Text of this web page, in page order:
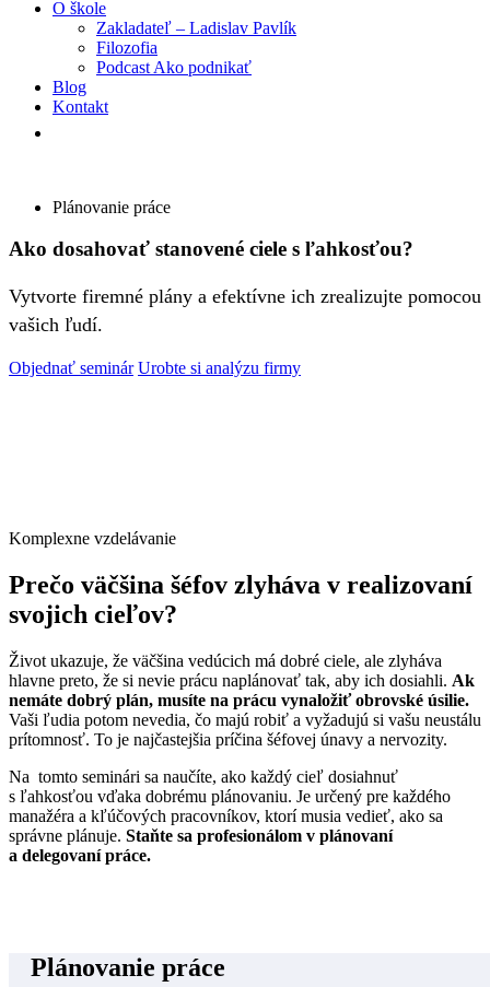
O škole
Zakladateľ – Ladislav Pavlík
Filozofia
Podcast Ako podnikať
Blog
Kontakt
Plánovanie práce
Ako dosahovať stanovené ciele s ľahkosťou?
Vytvorte firemné plány a efektívne ich zrealizujte pomocou
vašich ľudí.
Objednať seminár Urobte si analýzu firmy
Komplexne vzdelávanie
Prečo väčšina šéfov zlyháva v realizovaní
svojich cieľov?
Život ukazuje, že väčšina vedúcich má dobré ciele, ale zlyháva
hlavne preto, že si nevie prácu naplánovať tak, aby ich dosiahli. Ak
nemáte dobrý plán, musíte na prácu vynaložiť obrovské úsilie.
Vaši ľudia potom nevedia, čo majú robiť a vyžadujú si vašu neustálu
prítomnosť. To je najčastejšia príčina šéfovej únavy a nervozity.
Na tomto seminári sa naučíte, ako každý cieľ dosiahnuť
s ľahkosťou vďaka dobrému plánovaniu. Je určený pre každého
manažéra a kľúčových pracovníkov, ktorí musia vedieť, ako sa
správne plánuje. Staňte sa profesionálom v plánovaní
a delegovaní práce.
Plánovanie práce